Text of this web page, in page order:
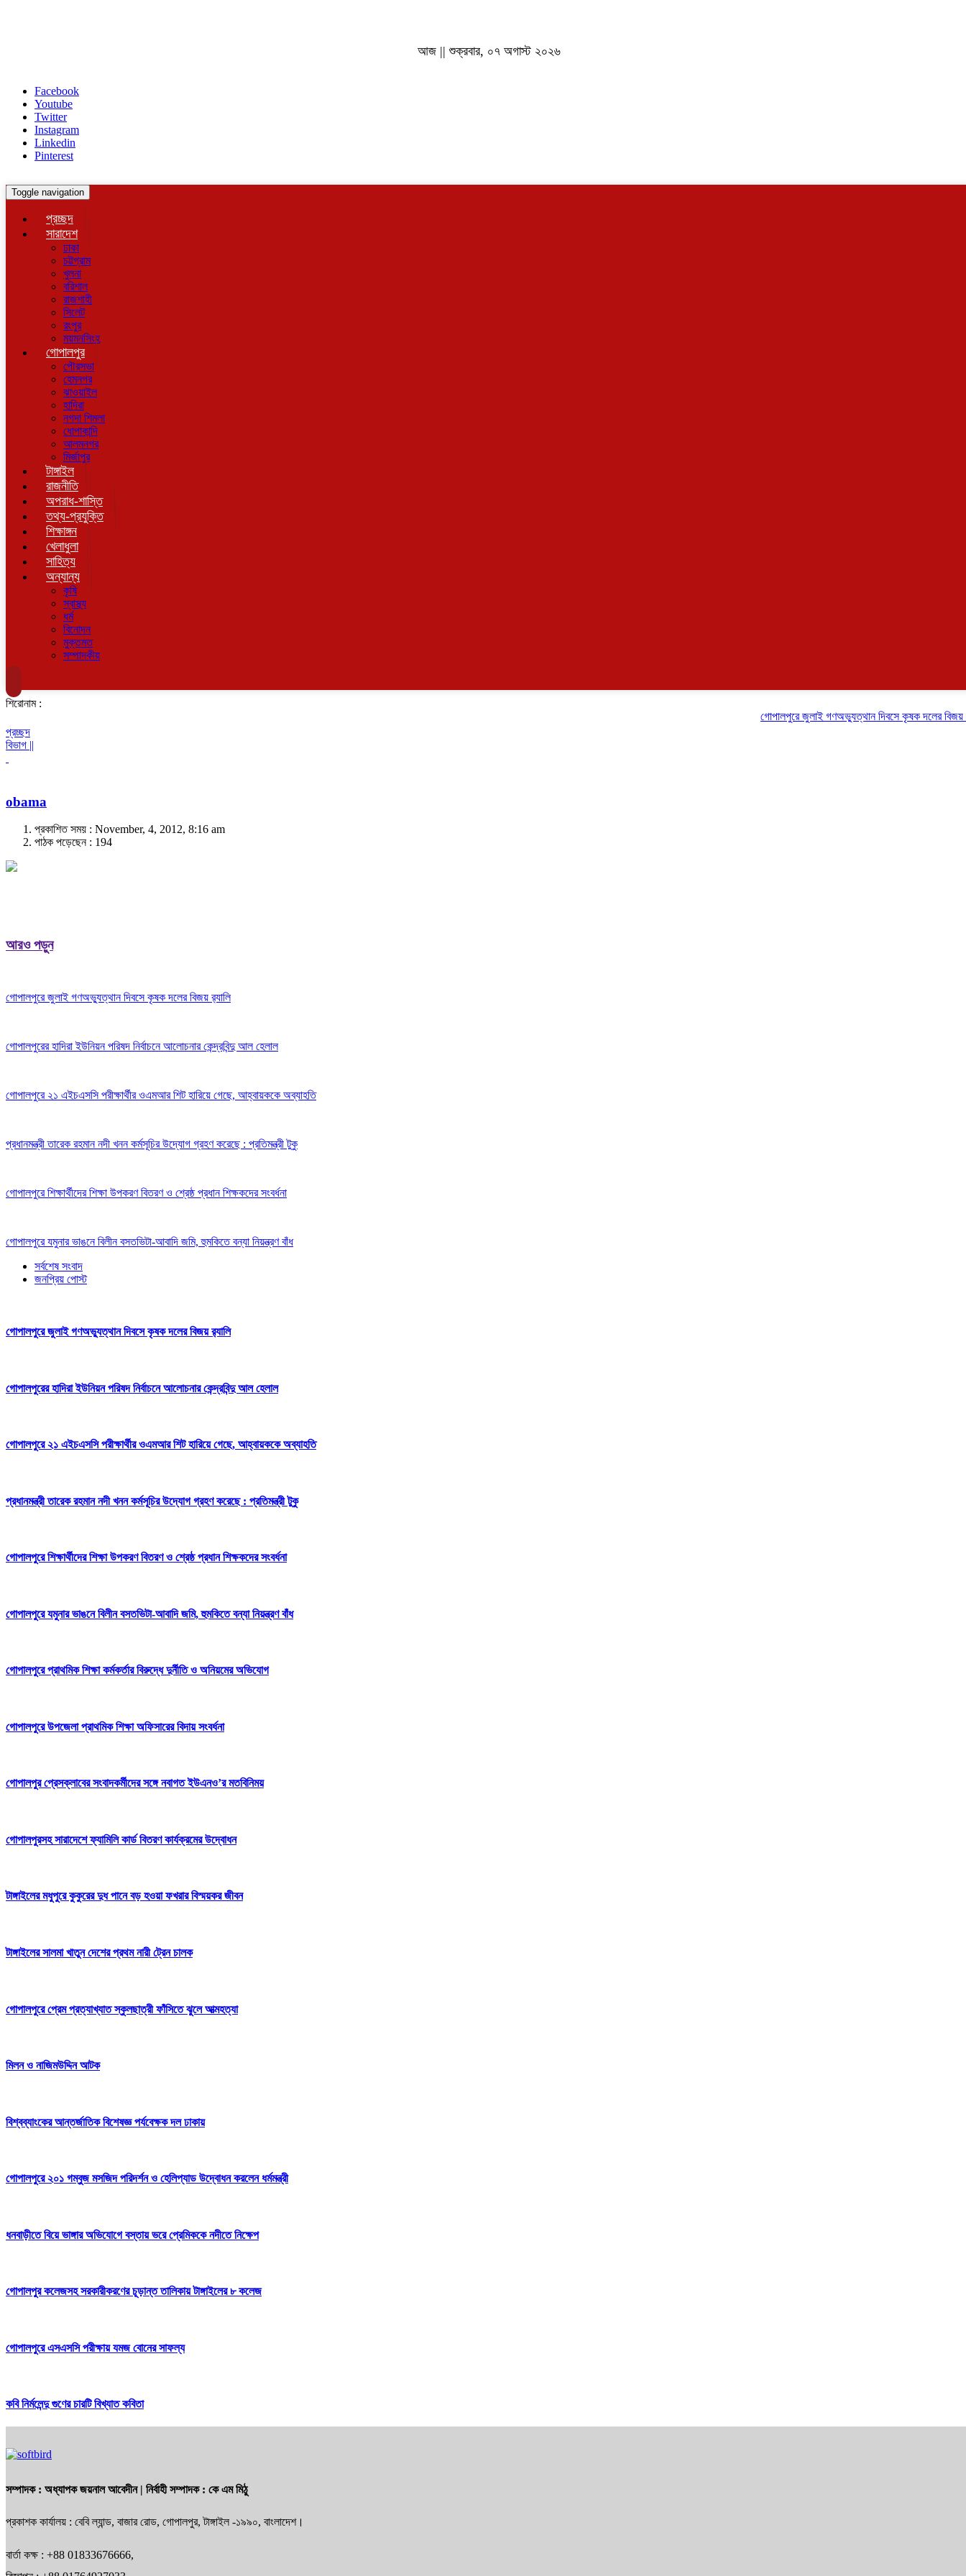
আজ || শুক্রবার, ০৭ অগাস্ট ২০২৬
Facebook
Youtube
Twitter
Instagram
Linkedin
Pinterest
Toggle navigation
প্রচ্ছদ
সারাদেশ
ঢাকা
চট্টগ্রাম
খুলনা
বরিশাল
রাজশাহী
সিলেট
রংপুর
ময়মনসিংহ
গোপালপুর
পৌরসভা
হেমনগর
ঝাওয়াইল
হাদিরা
নগদা শিমলা
ধোপাকান্দি
আলমনগর
মির্জাপুর
টাঙ্গাইল
রাজনীতি
অপরাধ-শাস্তি
তথ্য-প্রযুক্তি
শিক্ষাঙ্গন
খেলাধুলা
সাহিত্য
অন্যান্য
কৃষি
স্বাস্থ্য
ধর্ম
বিনোদন
মুক্তমত
সম্পাদকীয়
শিরোনাম :
গোপালপুরে জুলাই গণঅভ্যুত্থান দিবসে কৃষক দলের বিজয় র‍্যালি
প্রচ্ছদ
বিভাগ ||
obama
প্রকাশিত সময় : November, 4, 2012, 8:16 am
পাঠক পড়েছেন : 194
আরও পড়ুন
গোপালপুরে জুলাই গণঅভ্যুত্থান দিবসে কৃষক দলের বিজয় র‍্যালি
গোপালপুরের হাদিরা ইউনিয়ন পরিষদ নির্বাচনে আলোচনার কেন্দ্রবিন্দু আল হেলাল
গোপালপুরে ২১ এইচএসসি পরীক্ষার্থীর ওএমআর শিট হারিয়ে গেছে, আহ্বায়ককে অব্যাহতি
প্রধানমন্ত্রী তারেক রহমান নদী খনন কর্মসূচির উদ্যোগ গ্রহণ করেছে : প্রতিমন্ত্রী টুকু
গোপালপুরে শিক্ষার্থীদের শিক্ষা উপকরণ বিতরণ ও শ্রেষ্ঠ প্রধান শিক্ষকদের সংবর্ধনা
গোপালপুরে যমুনার ভাঙনে বিলীন বসতভিটা-আবাদি জমি, হুমকিতে বন্যা নিয়ন্ত্রণ বাঁধ
সর্বশেষ সংবাদ
জনপ্রিয় পোস্ট
গোপালপুরে জুলাই গণঅভ্যুত্থান দিবসে কৃষক দলের বিজয় র‍্যালি
গোপালপুরের হাদিরা ইউনিয়ন পরিষদ নির্বাচনে আলোচনার কেন্দ্রবিন্দু আল হেলাল
গোপালপুরে ২১ এইচএসসি পরীক্ষার্থীর ওএমআর শিট হারিয়ে গেছে, আহ্বায়ককে অব্যাহতি
প্রধানমন্ত্রী তারেক রহমান নদী খনন কর্মসূচির উদ্যোগ গ্রহণ করেছে : প্রতিমন্ত্রী টুকু
গোপালপুরে শিক্ষার্থীদের শিক্ষা উপকরণ বিতরণ ও শ্রেষ্ঠ প্রধান শিক্ষকদের সংবর্ধনা
গোপালপুরে যমুনার ভাঙনে বিলীন বসতভিটা-আবাদি জমি, হুমকিতে বন্যা নিয়ন্ত্রণ বাঁধ
গোপালপুরে প্রাথমিক শিক্ষা কর্মকর্তার বিরুদ্ধে দুর্নীতি ও অনিয়মের অভিযোগ
গোপালপুরে উপজেলা প্রাথমিক শিক্ষা অফিসারের বিদায় সংবর্ধনা
গোপালপুর প্রেসক্লাবের সংবাদকর্মীদের সঙ্গে নবাগত ইউএনও’র মতবিনিময়
গোপালপুরসহ সারাদেশে ফ্যামিলি কার্ড বিতরণ কার্যক্রমের উদ্বোধন
টাঙ্গাইলের মধুপুরে কুকুরের দুধ পানে বড় হওয়া ফখরার বিস্ময়কর জীবন
টাঙ্গাইলের সালমা খাতুন দেশের প্রথম নারী ট্রেন চালক
গোপালপুরে প্রেম প্রত্যাখ্যাত স্কুলছাত্রী ফাঁসিতে ঝুলে আত্মহত্যা
মিলন ও নাজিমউদ্দিন আটক
বিশ্বব্যাংকের আন্তর্জাতিক বিশেষজ্ঞ পর্যবেক্ষক দল ঢাকায়
গোপালপুরে ২০১ গম্বুজ মসজিদ পরিদর্শন ও হেলিপ্যাড উদ্বোধন করলেন ধর্মমন্ত্রী
ধনবাড়ীতে বিয়ে ভাঙ্গার অভিযোগে বস্তায় ভরে প্রেমিককে নদীতে নিক্ষেপ
গোপালপুর কলেজসহ সরকারীকরণের চূড়ান্ত তালিকায় টাঙ্গাইলের ৮ কলেজ
গোপালপুরে এসএসসি পরীক্ষায় যমজ বোনের সাফল্য
কবি নির্মলেন্দু গুণের চারটি বিখ্যাত কবিতা
সম্পাদক : অধ্যাপক জয়নাল আবেদীন| নির্বাহী সম্পাদক : কে এম মিঠু
প্রকাশক কার্যালয় : বেবি ল্যান্ড, বাজার রোড, গোপালপুর, টাঙ্গাইল -১৯৯০, বাংলাদেশ।
বার্তা কক্ষ : +88 01833676666,